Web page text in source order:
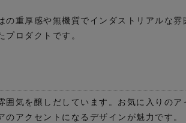
重厚感や無機質でインダストリアルな
ロダクトです。
気を醸しだしています。お気に入りのア
アクセントになるデザインが魅力です。